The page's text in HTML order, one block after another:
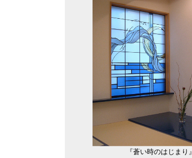
『蒼い時のはじまり』